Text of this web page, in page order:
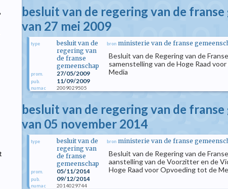
besluit van de regering van de franse
van 27 mei 2009
type
besluit van de
regering van
de franse
gemeenschap
prom. 27/05/2009
pub. 11/09/2009
numac 2009029505
bron ministerie van de franse
Besluit van de Regering van de
samenstelling van de Hoge Raad
Media
besluit van de regering van de franse
van 05 november 2014
type
besluit van de
regering van
de franse
gemeenschap
prom. 05/11/2014
pub. 09/12/2014
numac 2014029744
bron ministerie van de franse
Besluit van de Regering van de
aanstelling van de Voorzitter en de
Hoge Raad voor Opvoeding tot de